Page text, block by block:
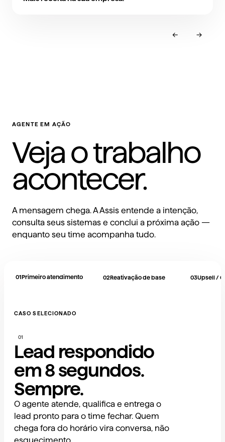
← →
AGENTE EM AÇÃO
Veja o trabalho
acontecer.
A mensagem chega. A Assis entende a intenção,
consulta seus sistemas e conclui a próxima ação —
enquanto seu time acompanha tudo.
01Primeiro atendimento 02Reativação de base 03Upsell /
CASO SELECIONADO
01
Lead respondido
em 8 segundos.
Sempre.
O agente atende, qualifica e entrega o
lead pronto para o time fechar. Quem
chega fora do horário vira conversa, não
esquecimento.